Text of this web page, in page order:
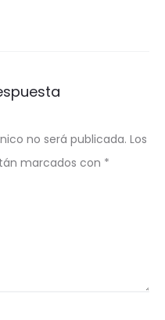
no será publicada. Los
marcados con *